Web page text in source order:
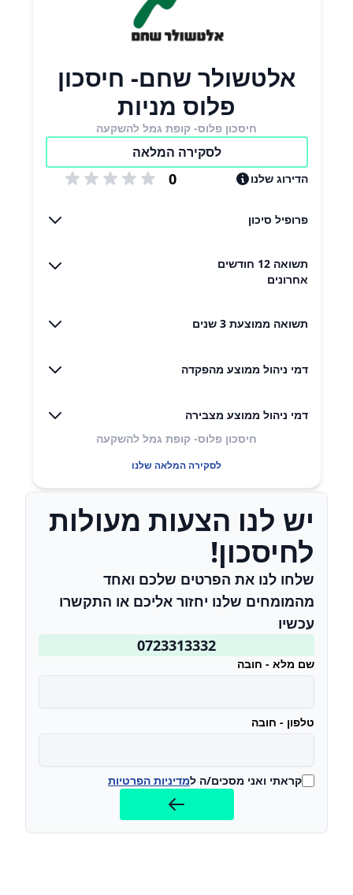
אלטשולר שחם- חיסכון
פלוס מניות
חיסכון פלוס- קופת גמל להשקעה
לסקירה המלאה
הדירוג שלנו 0
פרופיל סיכון
תשואה 12 חודשים
אחרונים
תשואה ממוצעת 3 שנים
דמי ניהול ממוצע מהפקדה
דמי ניהול ממוצע מצבירה
חיסכון פלוס- קופת גמל להשקעה
לסקירה המלאה שלנו
יש לנו הצעות מעולות
לחיסכון!
שלחו לנו את הפרטים שלכם ואחד
מהמומחים שלנו יחזור אליכם או התקשרו
עכשיו
0723313332
שם מלא - חובה
טלפון - חובה
קראתי ואני מסכים/ה למדיניות הפרטיות